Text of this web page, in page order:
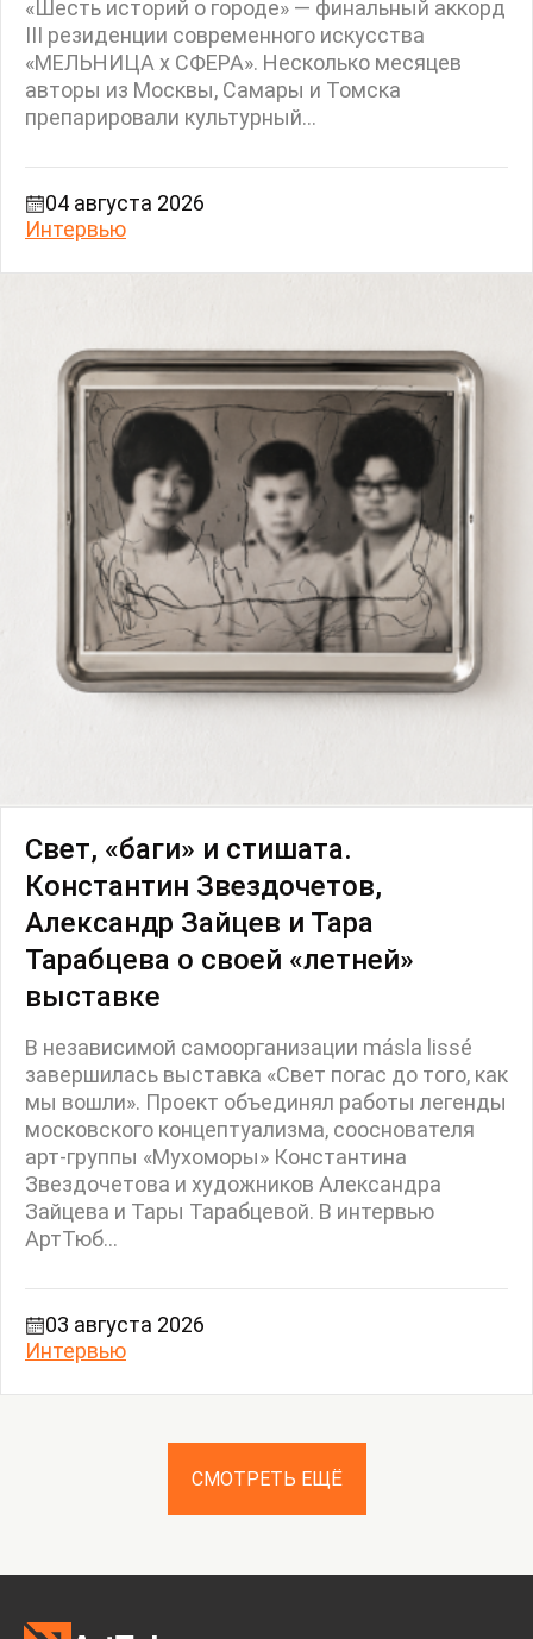
«Шесть историй о городе» — финальный аккорд
III резиденции современного искусства
«МЕЛЬНИЦА х СФЕРА». Несколько месяцев
авторы из Москвы, Самары и Томска
препарировали культурный...
04 августа 2026
Интервью
Свет, «баги» и стишата.
Константин Звездочетов,
Александр Зайцев и Тара
Тарабцева о своей «летней»
выставке
В независимой самоорганизации másla lissé
завершилась выставка «Свет погас до того, как
мы вошли». Проект объединял работы легенды
московского концептуализма, сооснователя
арт-группы «Мухоморы» Константина
Звездочетова и художников Александра
Зайцева и Тары Тарабцевой. В интервью
АртТюб...
03 августа 2026
Интервью
СМОТРЕТЬ ЕЩЁ